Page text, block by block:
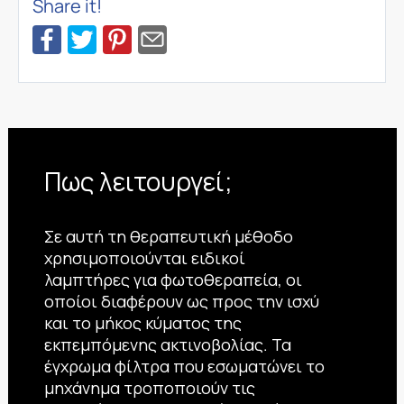
Share it!
Πως λειτουργεί;
Σε αυτή τη θεραπευτική μέθοδο
χρησιμοποιούνται ειδικοί
λαμπτήρες για φωτοθεραπεία, οι
οποίοι διαφέρουν ως προς την ισχύ
και το μήκος κύματος της
εκπεμπόμενης ακτινοβολίας. Τα
έγχρωμα φίλτρα που εσωματώνει το
μηχάνημα τροποποιούν τις